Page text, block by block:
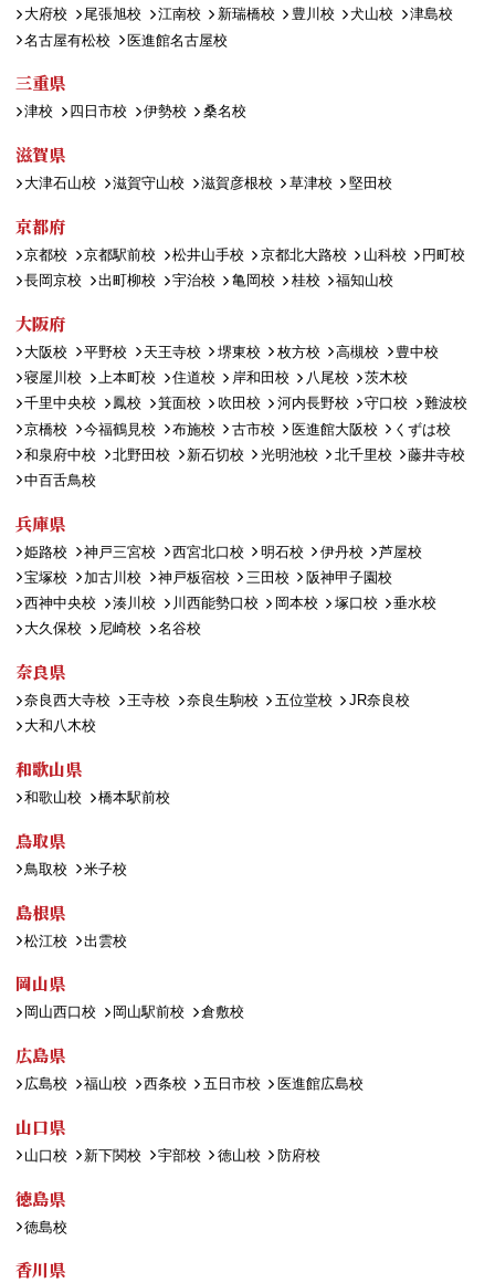
大府校
尾張旭校 江南校 新瑞橋校 豊川校 犬山校
津島校
名古屋有松校
医進館名古屋校
三重県
津校 四日市校 伊勢校 桑名校
滋賀県
大津石山校 滋賀守山校 滋賀彦根校 草津校 堅田校
京都府
京都校 京都駅前校 松井山手校 京都北大路校 山科校
円町校
長岡京校
出町柳校 宇治校 亀岡校 桂校 福知山校
大阪府
大阪校 平野校 天王寺校 堺東校 枚方校 高槻校
豊中校
寝屋川校
上本町校 住道校 岸和田校 八尾校
茨木校
千里中央校
鳳校 箕面校 吹田校 河内長野校 守口校
難波校
京橋校
今福鶴見校 布施校 古市校 医進館大阪校
くずは校
和泉府中校
北野田校 新石切校 光明池校 北千里校
藤井寺校
中百舌鳥校
兵庫県
姫路校 神戸三宮校 西宮北口校 明石校 伊丹校
芦屋校
宝塚校
加古川校 神戸板宿校 三田校
阪神甲子園校
西神中央校
湊川校 川西能勢口校 岡本校 塚口校
垂水校
大久保校
尼崎校 名谷校
奈良県
奈良西大寺校 王寺校 奈良生駒校 五位堂校
JR奈良校
大和八木校
和歌山県
和歌山校 橋本駅前校
鳥取県
鳥取校 米子校
島根県
松江校 出雲校
岡山県
岡山西口校 岡山駅前校 倉敷校
広島県
広島校 福山校 西条校 五日市校 医進館広島校
山口県
山口校 新下関校 宇部校 徳山校 防府校
徳島県
徳島校
香川県